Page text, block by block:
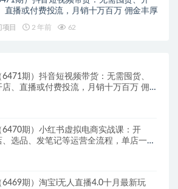
直播或付费投流，月销十万百万 佣金丰厚
项目 2 年前 62
6471期）抖音短视频带货：无需囤货、
店、直播或付费投流，月销十万百万 佣
6470期）小红书虚拟电商实战课：开
、选品、发笔记等运营全流程，单店一天
6469期）淘宝i无人直播4.0十月最新玩